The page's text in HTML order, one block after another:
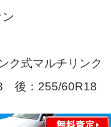
式マルチリンク
後：255/60R18